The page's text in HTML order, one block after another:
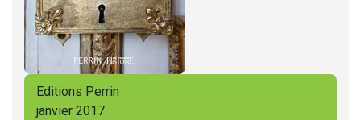
Editions Perrin
janvier 2017